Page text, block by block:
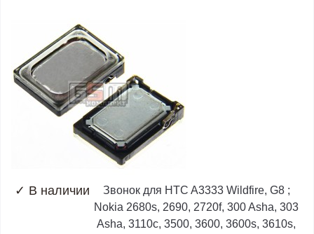
✓ В наличии
Звонок для HTC A3333 Wildfire, G8 ;
Nokia 2680s, 2690, 2720f, 300 Asha, 303
Asha, 3110c, 3500, 3600, 3600s, 3610s,